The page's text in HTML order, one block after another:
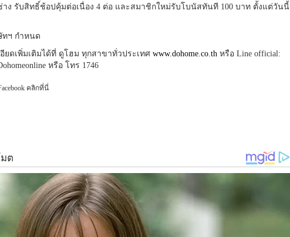
ง รับสิทธิ์ช้อปคุ้มต่อเนื่อง 4 ต่อ และสมาชิกใหม่รับโบนัสทันที 100 บาท ตั้งแต่วันนี้
ทฯ กำหนด
ยดเพิ่มเติมได้ที่ ดูโฮม ทุกสาขาทั่วประเทศ www.dohome.co.th หรือ Line official:
หรือ โทร 1746
คลิกที่นี่